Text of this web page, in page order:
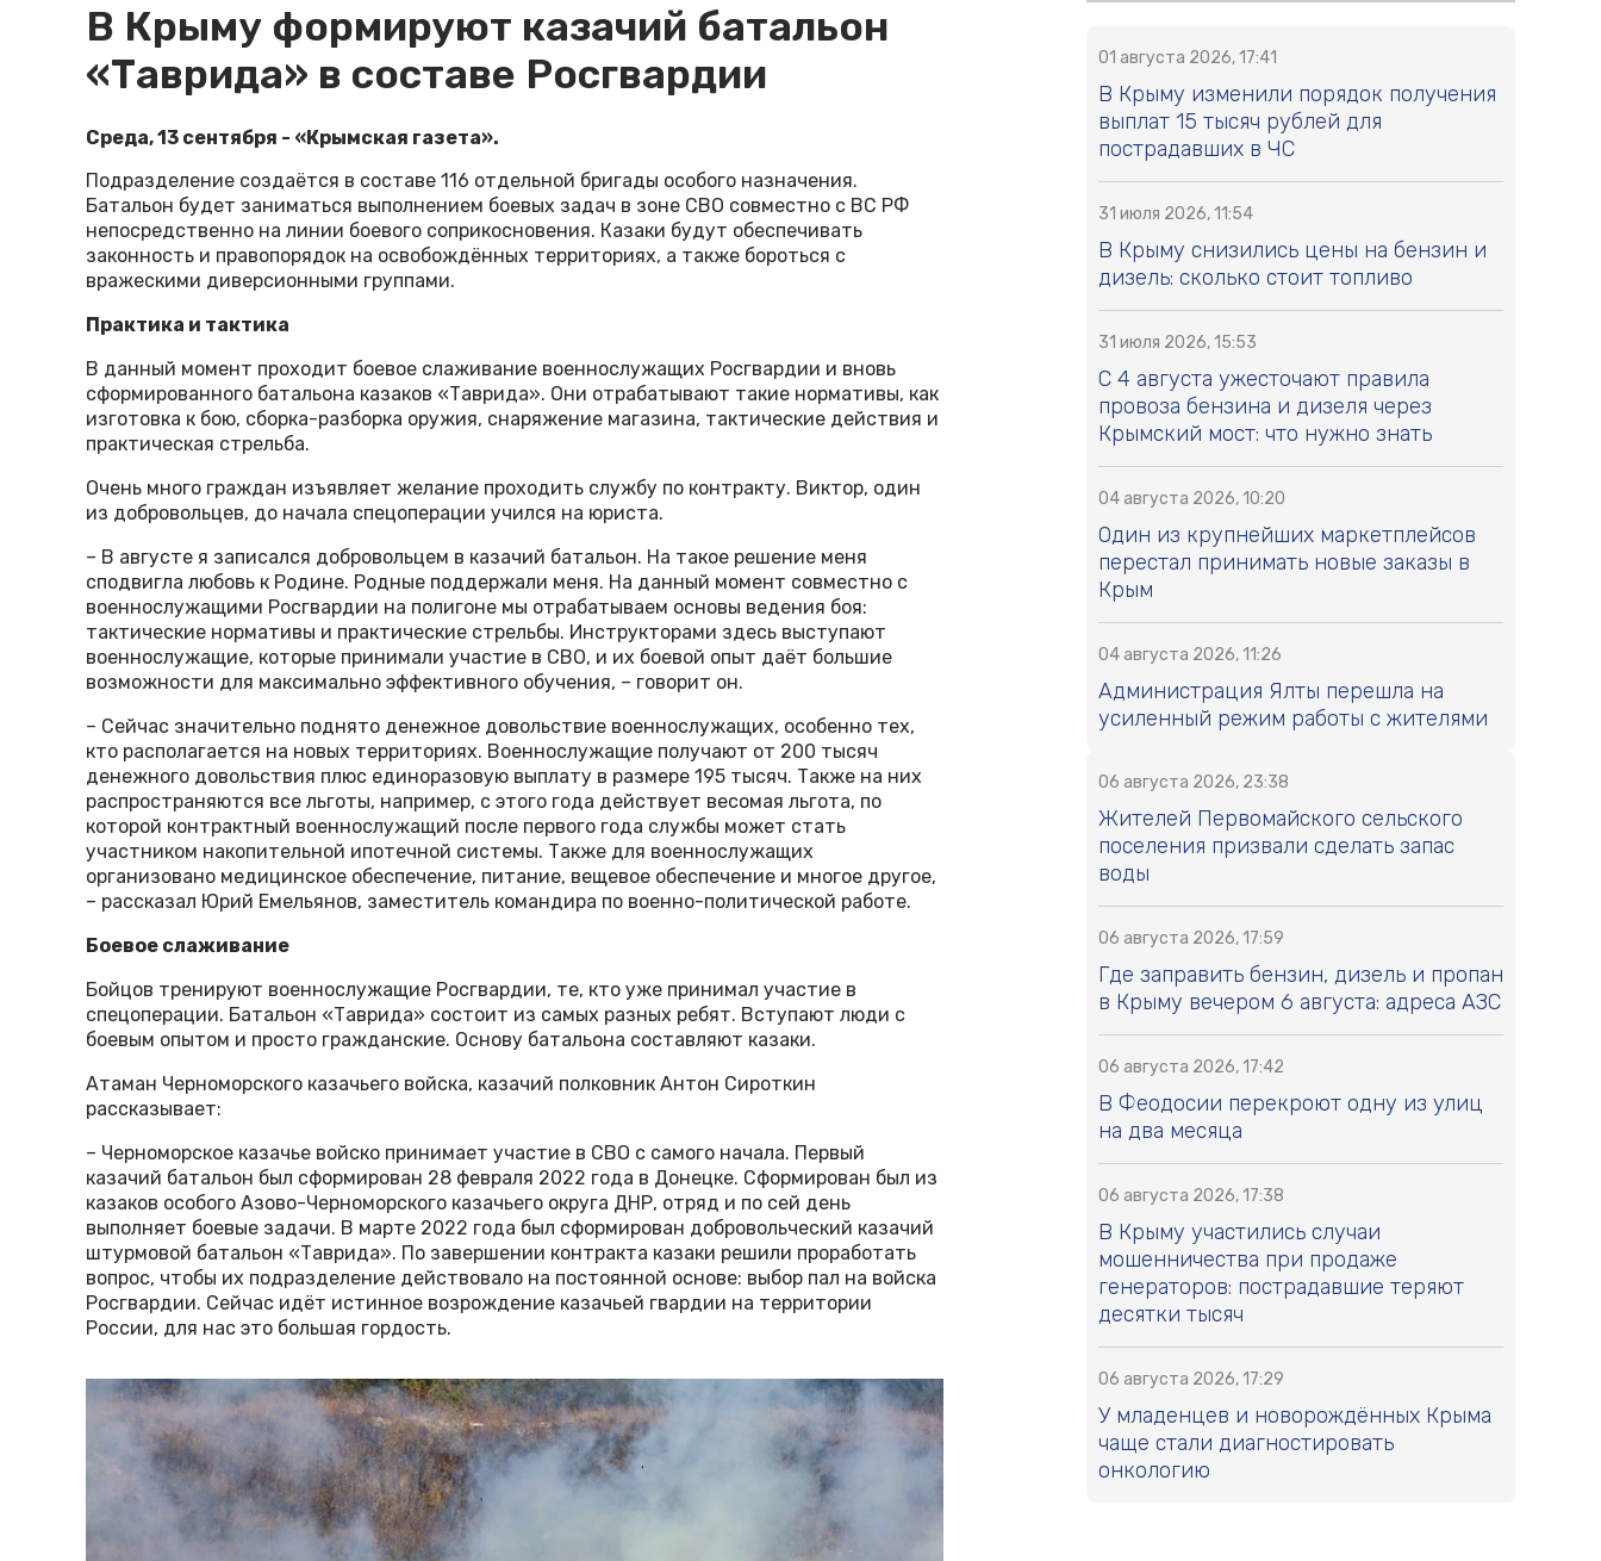
В Крыму формируют казачий батальон
«Таврида» в составе Росгвардии
Среда, 13 сентября - «Крымская газета».
Подразделение создаётся в составе 116 отдельной бригады особого назначения.
Батальон будет заниматься выполнением боевых задач в зоне СВО совместно с ВС РФ
непосредственно на линии боевого соприкосновения. Казаки будут обеспечивать
законность и правопорядок на освобождённых территориях, а также бороться с
вражескими диверсионными группами.
Практика и тактика
В данный момент проходит боевое слаживание военнослужащих Росгвардии и вновь
сформированного батальона казаков «Таврида». Они отрабатывают такие нормативы, как
изготовка к бою, сборка-разборка оружия, снаряжение магазина, тактические действия и
практическая стрельба.
Очень много граждан изъявляет желание проходить службу по контракту. Виктор, один
из добровольцев, до начала спецоперации учился на юриста.
– В августе я записался добровольцем в казачий батальон. На такое решение меня
сподвигла любовь к Родине. Родные поддержали меня. На данный момент совместно с
военнослужащими Росгвардии на полигоне мы отрабатываем основы ведения боя:
тактические нормативы и практические стрельбы. Инструкторами здесь выступают
военнослужащие, которые принимали участие в СВО, и их боевой опыт даёт большие
возможности для максимально эффективного обучения, – говорит он.
– Сейчас значительно поднято денежное довольствие военнослужащих, особенно тех,
кто располагается на новых территориях. Военнослужащие получают от 200 тысяч
денежного довольствия плюс единоразовую выплату в размере 195 тысяч. Также на них
распространяются все льготы, например, с этого года действует весомая льгота, по
которой контрактный военнослужащий после первого года службы может стать
участником накопительной ипотечной системы. Также для военнослужащих
организовано медицинское обеспечение, питание, вещевое обеспечение и многое другое,
– рассказал Юрий Емельянов, заместитель командира по военно-политической работе.
Боевое слаживание
Бойцов тренируют военнослужащие Росгвардии, те, кто уже принимал участие в
спецоперации. Батальон «Таврида» состоит из самых разных ребят. Вступают люди с
боевым опытом и просто гражданские. Основу батальона составляют казаки.
Атаман Черноморского казачьего войска, казачий полковник Антон Сироткин
рассказывает:
– Черноморское казачье войско принимает участие в СВО с самого начала. Первый
казачий батальон был сформирован 28 февраля 2022 года в Донецке. Сформирован был из
казаков особого Азово-Черноморского казачьего округа ДНР, отряд и по сей день
выполняет боевые задачи. В марте 2022 года был сформирован добровольческий казачий
штурмовой батальон «Таврида». По завершении контракта казаки решили проработать
вопрос, чтобы их подразделение действовало на постоянной основе: выбор пал на войска
Росгвардии. Сейчас идёт истинное возрождение казачьей гвардии на территории
России, для нас это большая гордость.
01 августа 2026, 17:41
В Крыму изменили порядок получения
выплат 15 тысяч рублей для
пострадавших в ЧС
31 июля 2026, 11:54
В Крыму снизились цены на бензин и
дизель: сколько стоит топливо
31 июля 2026, 15:53
С 4 августа ужесточают правила
провоза бензина и дизеля через
Крымский мост: что нужно знать
04 августа 2026, 10:20
Один из крупнейших маркетплейсов
перестал принимать новые заказы в
Крым
04 августа 2026, 11:26
Администрация Ялты перешла на
усиленный режим работы с жителями
06 августа 2026, 23:38
Жителей Первомайского сельского
поселения призвали сделать запас
воды
06 августа 2026, 17:59
Где заправить бензин, дизель и пропан
в Крыму вечером 6 августа: адреса АЗС
06 августа 2026, 17:42
В Феодосии перекроют одну из улиц
на два месяца
06 августа 2026, 17:38
В Крыму участились случаи
мошенничества при продаже
генераторов: пострадавшие теряют
десятки тысяч
06 августа 2026, 17:29
У младенцев и новорождённых Крыма
чаще стали диагностировать
онкологию